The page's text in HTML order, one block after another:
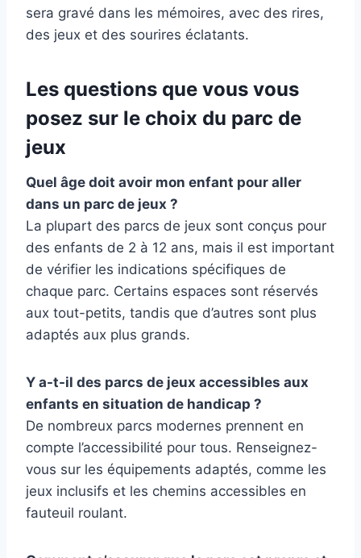
sera gravé dans les mémoires, avec des rires,
des jeux et des sourires éclatants.
Les questions que vous vous
posez sur le choix du parc de
jeux
Quel âge doit avoir mon enfant pour aller
dans un parc de jeux ?
La plupart des parcs de jeux sont conçus pour
des enfants de 2 à 12 ans, mais il est important
de vérifier les indications spécifiques de
chaque parc. Certains espaces sont réservés
aux tout-petits, tandis que d’autres sont plus
adaptés aux plus grands.
Y a-t-il des parcs de jeux accessibles aux
enfants en situation de handicap ?
De nombreux parcs modernes prennent en
compte l’accessibilité pour tous. Renseignez-
vous sur les équipements adaptés, comme les
jeux inclusifs et les chemins accessibles en
fauteuil roulant.